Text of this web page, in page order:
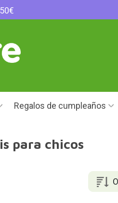
Regalos de cumpleaños
para chicos